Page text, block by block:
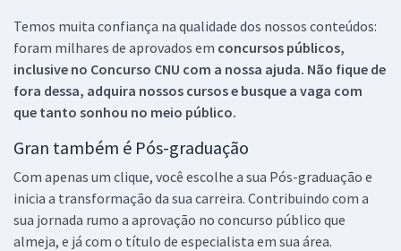
Temos muita confiança na qualidade dos nossos conteúdos:
foram milhares de aprovados em concursos públicos,
inclusive no Concurso CNU com a nossa ajuda. Não fique de
fora dessa, adquira nossos cursos e busque a vaga com
que tanto sonhou no meio público.
Gran também é Pós-graduação
Com apenas um clique, você escolhe a sua Pós-graduação e
inicia a transformação da sua carreira. Contribuindo com a
sua jornada rumo a aprovação no concurso público que
almeja, e já com o título de especialista em sua área.